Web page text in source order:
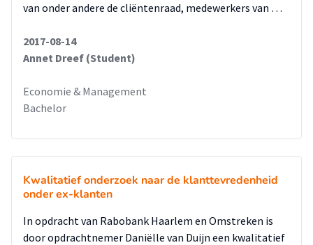
van onder andere de cliëntenraad, medewerkers van …
2017-08-14
Annet Dreef (Student)
Economie & Management
Bachelor
Kwalitatief onderzoek naar de klanttevredenheid
onder ex-klanten
In opdracht van Rabobank Haarlem en Omstreken is
door opdrachtnemer Daniëlle van Duijn een kwalitatief